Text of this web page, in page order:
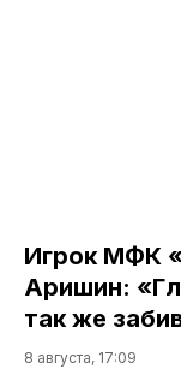
Игрок МФК
Аришин:
так же
8 августа, 17:09